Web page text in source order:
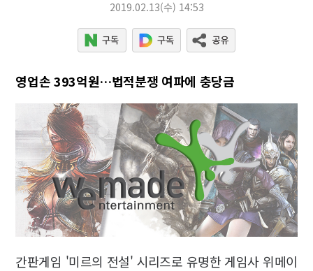
2019.02.13(수) 14:53
영업손 393억원…법적분쟁 여파에 충당금
간판게임 '미르의 전설' 시리즈로 유명한 게임사 위메이